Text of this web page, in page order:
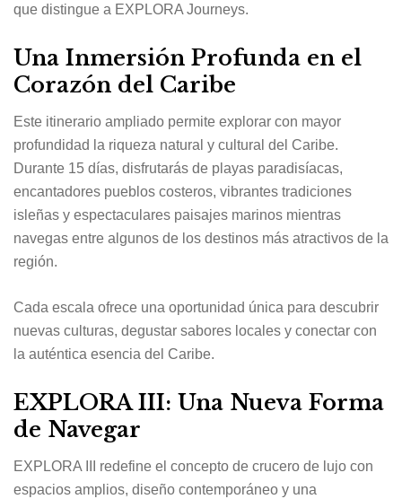
que distingue a EXPLORA Journeys.
Una Inmersión Profunda en el
Corazón del Caribe
Este itinerario ampliado permite explorar con mayor
profundidad la riqueza natural y cultural del Caribe.
Durante 15 días, disfrutarás de playas paradisíacas,
encantadores pueblos costeros, vibrantes tradiciones
isleñas y espectaculares paisajes marinos mientras
navegas entre algunos de los destinos más atractivos de la
región.
Cada escala ofrece una oportunidad única para descubrir
nuevas culturas, degustar sabores locales y conectar con
la auténtica esencia del Caribe.
EXPLORA III: Una Nueva Forma
de Navegar
EXPLORA III redefine el concepto de crucero de lujo con
espacios amplios, diseño contemporáneo y una